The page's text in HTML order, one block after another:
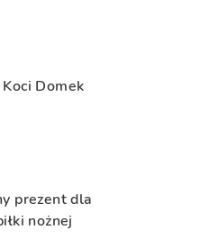
Domek
prezent dla
nożnej